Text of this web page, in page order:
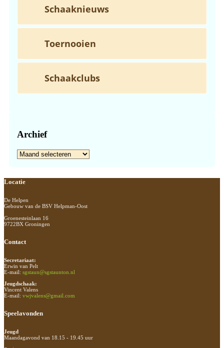
Schaaknieuws
Toernooien
Schaakclubs
Archief
Archief
Footer
Locatie
De Helpen
Gebouw van de BSV Helpman-Oost
Groenesteinlaan 16
9722BX Groningen
Contact
Secretariaat:
Erwin van Pelt
E-mail: sgstaun@sgstaunton.nl
Jeugdschaak:
Vincent Valens
E-mail: vwjvalens@gmail.com
Speelavonden
Jeugd
Maandagavond van 18.15 - 19.45 uur